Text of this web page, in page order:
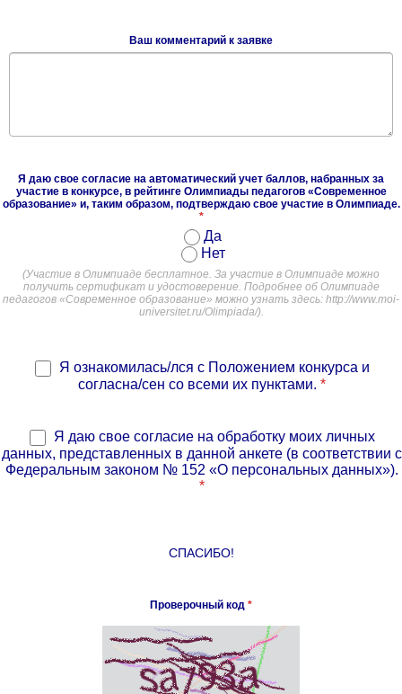
Ваш комментарий к заявке
Я даю свое согласие на автоматический учет баллов, набранных за
участие в конкурсе, в рейтинге Олимпиады педагогов «Современное
образование» и, таким образом, подтверждаю свое участие в Олимпиаде.
*
Да
Нет
(Участие в Олимпиаде бесплатное. За участие в Олимпиаде можно
получить сертификат и удостоверение. Подробнее об Олимпиаде
педагогов «Современное образование» можно узнать здесь: http://www.moi-
universitet.ru/Olimpiada/).
Я ознакомилась/лся с Положением конкурса и
согласна/сен со всеми их пунктами. *
Я даю свое согласие на обработку моих личных
данных, представленных в данной анкете (в соответствии с
Федеральным законом № 152 «О персональных данных»).
*
СПАСИБО!
Проверочный код *